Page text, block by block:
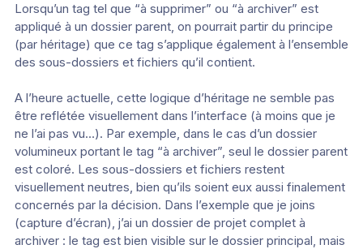
Lorsqu’un tag tel que “à supprimer” ou “à archiver” est
appliqué à un dossier parent, on pourrait partir du principe
(par héritage) que ce tag s’applique également à l’ensemble
des sous-dossiers et fichiers qu’il contient.
A l’heure actuelle, cette logique d’héritage ne semble pas
être reflétée visuellement dans l’interface (à moins que je
ne l’ai pas vu…). Par exemple, dans le cas d’un dossier
volumineux portant le tag “à archiver”, seul le dossier parent
est coloré. Les sous-dossiers et fichiers restent
visuellement neutres, bien qu’ils soient eux aussi finalement
concernés par la décision. Dans l’exemple que je joins
(capture d’écran), j’ai un dossier de projet complet à
archiver : le tag est bien visible sur le dossier principal, mais